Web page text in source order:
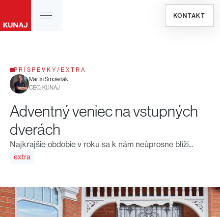
KONTAKT
PRÍSPEVKY / EXTRA
Martin Smoleňák
CEO, KUNAJ
Adventný veniec na vstupných
dverách
Najkrajšie obdobie v roku sa k nám neúprosne blíži...
extra